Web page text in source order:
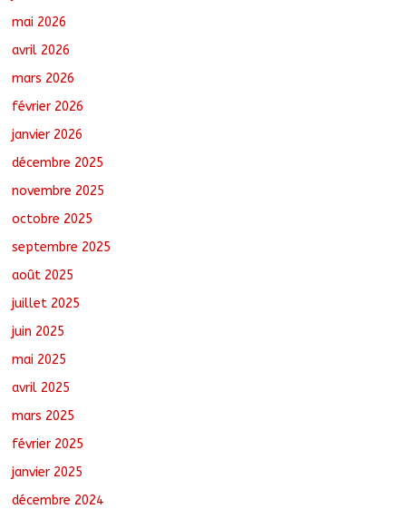
mai 2026
avril 2026
mars 2026
février 2026
janvier 2026
décembre 2025
novembre 2025
octobre 2025
septembre 2025
août 2025
juillet 2025
juin 2025
mai 2025
avril 2025
mars 2025
février 2025
janvier 2025
décembre 2024